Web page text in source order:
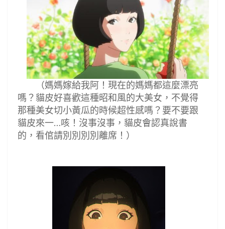
（媽媽嫁給我阿！現在的媽媽都這麼漂亮
嗎？貓皮好喜歡這種昭和風的大美女，不覺得
那種美女切小黃瓜的時候超性感嗎？要不要跟
貓皮來一…咳！沒事沒事，貓皮會認真說書
的，看倌請別別別別離席！）